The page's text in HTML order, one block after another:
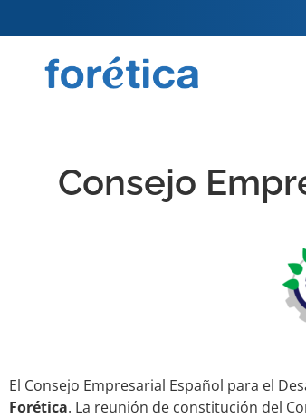
Consejo
El Consejo Empresarial Español para el
Forética. La reunión de constitución del